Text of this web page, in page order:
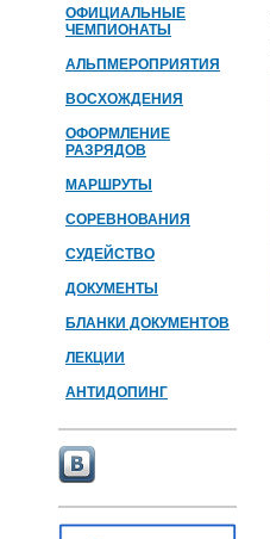
ОФИЦИАЛЬНЫЕ
ЧЕМПИОНАТЫ
АЛЬПМЕРОПРИЯТИЯ
ВОСХОЖДЕНИЯ
ОФОРМЛЕНИЕ
РАЗРЯДОВ
МАРШРУТЫ
СОРЕВНОВАНИЯ
СУДЕЙСТВО
ДОКУМЕНТЫ
БЛАНКИ ДОКУМЕНТОВ
ЛЕКЦИИ
АНТИДОПИНГ